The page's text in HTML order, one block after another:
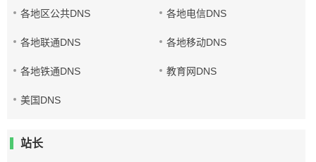
各地区公共DNS 各地电信DNS
各地联通DNS 各地移动DNS
各地铁通DNS 教育网DNS
美国DNS
站长